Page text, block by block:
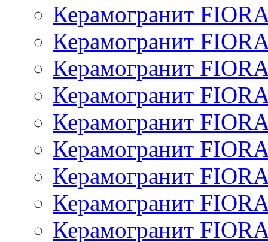
Керамогранит
Керамогранит
Керамогранит
Керамогранит
Керамогранит
Керамогранит
Керамогранит
Керамогранит
Керамогранит